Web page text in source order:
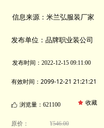
发布时间： 2022-12-15 09:11:00
ꀧ 浏览量：621100 끄 收藏
发布单位：品牌职业装公司
有效时间：2099-12-21 21:21:21
原价： ¥546.00
信息来源：米兰弘服装厂家